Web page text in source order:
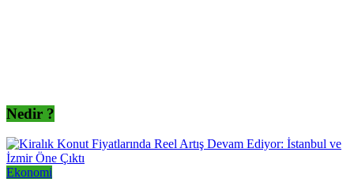
Nedir ?
Ekonomi